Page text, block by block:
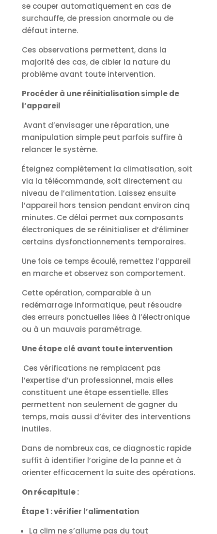
se couper automatiquement en cas de
surchauffe, de pression anormale ou de
défaut interne.
Ces observations permettent, dans la
majorité des cas, de cibler la nature du
problème avant toute intervention.
Procéder à une réinitialisation simple de
l’appareil
Avant d’envisager une réparation, une
manipulation simple peut parfois suffire à
relancer le système.
Éteignez complètement la climatisation, soit
via la télécommande, soit directement au
niveau de l’alimentation. Laissez ensuite
l’appareil hors tension pendant environ cinq
minutes. Ce délai permet aux composants
électroniques de se réinitialiser et d’éliminer
certains dysfonctionnements temporaires.
Une fois ce temps écoulé, remettez l’appareil
en marche et observez son comportement.
Cette opération, comparable à un
redémarrage informatique, peut résoudre
des erreurs ponctuelles liées à l’électronique
ou à un mauvais paramétrage.
Une étape clé avant toute intervention
Ces vérifications ne remplacent pas
l’expertise d’un professionnel, mais elles
constituent une étape essentielle. Elles
permettent non seulement de gagner du
temps, mais aussi d’éviter des interventions
inutiles.
Dans de nombreux cas, ce diagnostic rapide
suffit à identifier l’origine de la panne et à
orienter efficacement la suite des opérations.
On récapitule :
Étape 1 : vérifier l’alimentation
La clim ne s’allume pas du tout